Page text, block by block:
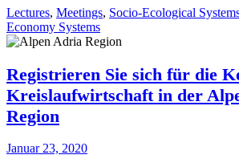
Lectures, Meetings, Socio-Ecological
Economy Systems
Registrieren Sie sich für die
Kreislaufwirtschaft in der
Region
Januar 23, 2020